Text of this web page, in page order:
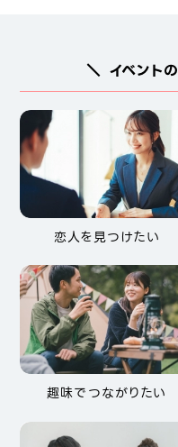
＼ イベント
恋人を見つけたい
趣味でつながりたい